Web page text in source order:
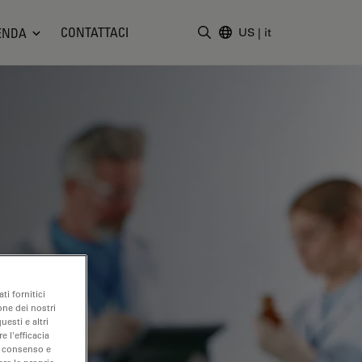
CONTATTACI US | it
fornitici
dei nostri
e altri
l'efficacia
e